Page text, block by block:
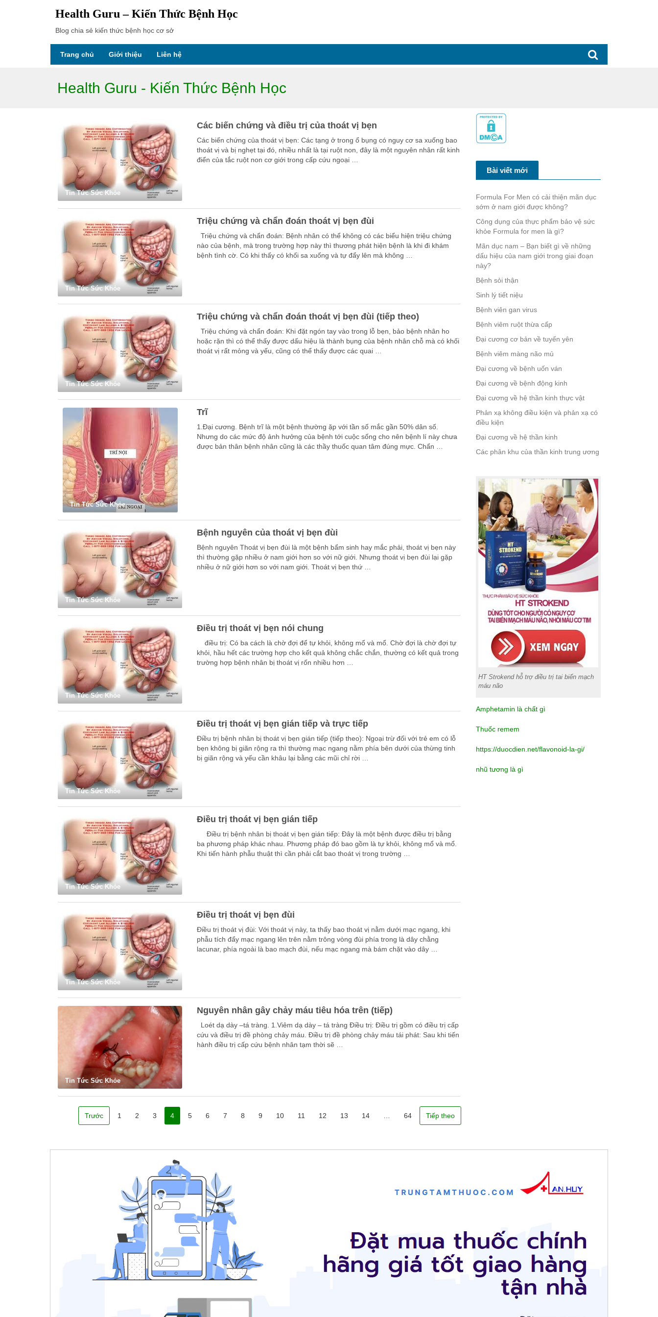
Health Guru – Kiến Thức Bệnh Học
Blog chia sẻ kiến thức bệnh học cơ sở
Trang chủ Giới thiệu Liên hệ
Health Guru - Kiến Thức Bệnh Học
Tin Tức Sức Khỏe
Các biến chứng và điều trị của thoát vị bẹn
Các biến chứng của thoát vị bẹn: Các tạng ở trong ổ bụng có nguy cơ sa xuống bao
thoát vị và bị nghẹt tại đó, nhiều nhất là tại ruột non, đây là một nguyên nhân rất kinh
điển của tắc ruột non cơ giới trong cấp cứu ngoại …
Tin Tức Sức Khỏe
Triệu chứng và chẩn đoán thoát vị bẹn đùi
Triệu chứng và chẩn đoán: Bệnh nhân có thể không có các biểu hiện triệu chứng
nào của bệnh, mà trong trường hợp này thì thương phát hiện bệnh là khi đi khám
bệnh tình cờ. Có khi thấy có khối sa xuống và tự đẩy lên mà không …
Tin Tức Sức Khỏe
Triệu chứng và chẩn đoán thoát vị bẹn đùi (tiếp theo)
Triệu chứng và chẩn đoán: Khi đặt ngón tay vào trong lỗ bẹn, bảo bệnh nhân ho
hoặc rặn thì có thể thấy được dấu hiệu là thành bụng của bệnh nhân chỗ mà có khối
thoát vị rất mỏng và yếu, cũng có thể thấy được các quai …
Tin Tức Sức Khỏe
Trĩ
1.Đại cương. Bệnh trĩ là một bệnh thường ặp với tần số mắc gần 50% dân số.
Nhưng do các mức độ ảnh hưởng của bệnh tới cuộc sống cho nên bệnh lí này chưa
được bản thân bệnh nhân cũng là các thầy thuốc quan tâm đúng mực. Chẩn …
Tin Tức Sức Khỏe
Bệnh nguyên của thoát vị bẹn đùi
Bệnh nguyên Thoát vị bẹn đùi là một bệnh bẩm sinh hay mắc phải, thoát vị bẹn này
thì thường gặp nhiều ở nam giới hơn so với nữ giới. Nhưng thoát vị bẹn đùi lại gặp
nhiều ở nữ giới hơn so với nam giới. Thoát vị bẹn thứ …
Tin Tức Sức Khỏe
Điều trị thoát vị bẹn nói chung
điều trị: Có ba cách là chờ đợi để tự khỏi, không mổ và mổ. Chờ đợi là chờ đợi tự
khỏi, hầu hết các trường hợp cho kết quả không chắc chắn, thường có kết quả trong
trường hợp bệnh nhân bị thoát vị rốn nhiều hơn …
Tin Tức Sức Khỏe
Điều trị thoát vị bẹn gián tiếp và trực tiếp
Điều trị bệnh nhân bị thoát vị bẹn gián tiếp (tiếp theo): Ngoại trừ đối với trẻ em có lỗ
bẹn không bị giãn rộng ra thì thường mạc ngang nằm phía bên dưới của thừng tinh
bị giãn rộng và yếu cần khâu lại bằng các mũi chỉ rời …
Tin Tức Sức Khỏe
Điều trị thoát vị bẹn gián tiếp
Điều trị bệnh nhân bị thoát vị bẹn gián tiếp: Đây là một bệnh được điều trị bằng
ba phương pháp khác nhau. Phương pháp đó bao gồm là tự khỏi, không mổ và mổ.
Khi tiến hành phẫu thuật thì cần phải cắt bao thoát vị trong trường …
Tin Tức Sức Khỏe
Điều trị thoát vị bẹn đùi
Điều trị thoát vị đùi: Với thoát vị này, ta thấy bao thoát vị nằm dưới mạc ngang, khi
phẫu tích đẩy mạc ngang lên trên nằm trông vòng đùi phía trong là dây chằng
lacunar, phía ngoài là bao mạch đùi, nếu mạc ngang mà bám chặt vào dây …
Tin Tức Sức Khỏe
Nguyên nhân gây chảy máu tiêu hóa trên (tiếp)
Loét dạ dày –tá tràng. 1.Viêm dạ dày – tá tràng Điều trị: Điều trị gồm có điều trị cấp
cứu và điều trị đề phòng chảy máu. Điều trị đề phòng chảy máu tái phát: Sau khi tiến
hành điều trị cấp cứu bệnh nhân tạm thời sẽ …
Trước 1 2 3 4 5 6 7 8 9 10 11 12 13 14 64 Tiếp theo
Bài viết mới
Formula For Men có cải thiện mãn dục
sớm ở nam giới được không?
Công dụng của thực phẩm bảo vệ sức
khỏe Formula for men là gì?
Mãn dục nam – Bạn biết gì về những
dấu hiệu của nam giới trong giai đoạn
này?
Bệnh sỏi thận
Sinh lý tiết niệu
Bệnh viên gan virus
Bệnh viêm ruột thừa cấp
Đại cương cơ bản về tuyến yên
Bệnh viêm màng não mủ
Đại cương về bệnh uốn ván
Đại cương về bệnh động kinh
Đại cương về hệ thần kinh thực vật
Phản xạ không điều kiện và phản xạ có
điều kiện
Đại cương về hệ thần kinh
Các phân khu của thần kinh trung ương
HT Strokend hỗ trợ điều trị tai biến mạch
máu não
Amphetamin là chất gì
Thuốc remem
https://duocdien.net/flavonoid-la-gi/
nhũ tương là gì